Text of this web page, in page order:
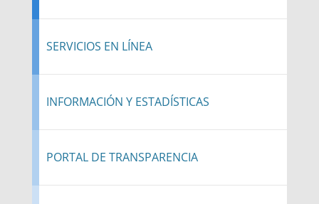
SERVICIOS EN LÍNEA
INFORMACIÓN Y ESTADÍSTICAS
PORTAL DE TRANSPARENCIA